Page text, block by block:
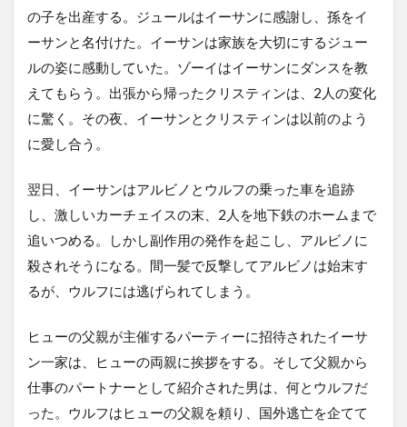
の子を出産する。ジュールはイーサンに感謝し、孫をイ
ーサンと名付けた。イーサンは家族を大切にするジュー
ルの姿に感動していた。ゾーイはイーサンにダンスを教
えてもらう。出張から帰ったクリスティンは、2人の変化
に驚く。その夜、イーサンとクリスティンは以前のよう
に愛し合う。
翌日、イーサンはアルビノとウルフの乗った車を追跡
し、激しいカーチェイスの末、2人を地下鉄のホームまで
追いつめる。しかし副作用の発作を起こし、アルビノに
殺されそうになる。間一髪で反撃してアルビノは始末す
るが、ウルフには逃げられてしまう。
ヒューの父親が主催するパーティーに招待されたイーサ
ン一家は、ヒューの両親に挨拶をする。そして父親から
仕事のパートナーとして紹介された男は、何とウルフだ
った。ウルフはヒューの父親を頼り、国外逃亡を企てて